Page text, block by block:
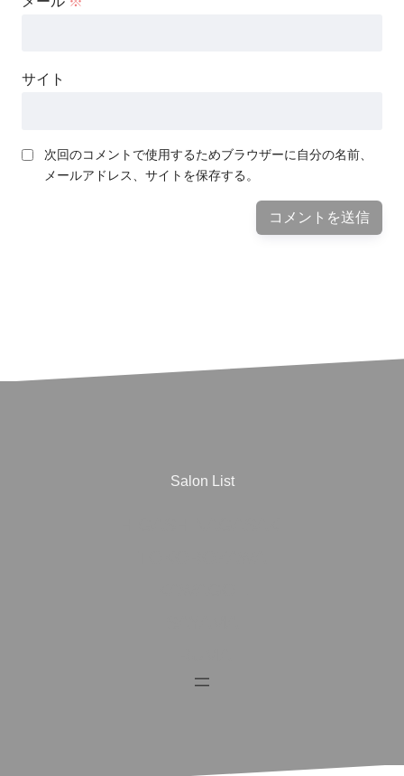
サイト
次回のコメントで使用するためブラウザーに自分の名前、
メールアドレス、サイトを保存する。
Salon List